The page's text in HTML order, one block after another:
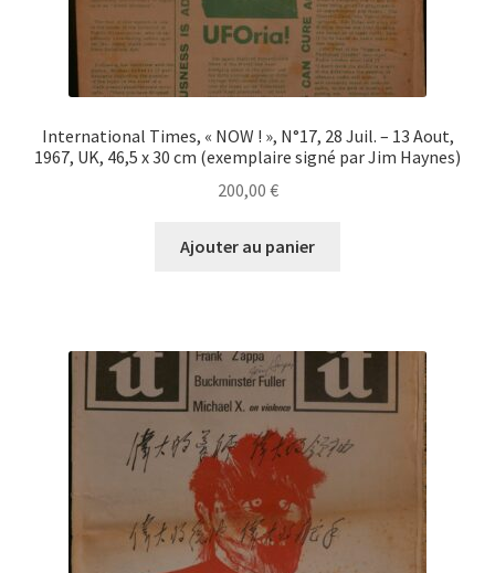
International Times, « NOW ! », N°17, 28 Juil. – 13 Aout,
1967, UK, 46,5 x 30 cm (exemplaire signé par Jim Haynes)
200,00 €
Ajouter au panier